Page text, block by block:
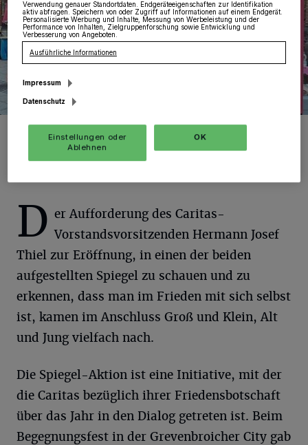
Foto: Caritas
D er Aufforderung des Caritas-
Vorstandsvorsitzenden Hermann Josef
Thiel zur Eröffnung, in einen der beiden
aufgestellten Spiegel zu schauen und zu
erkennen, dass man im Frieden mit sich selbst
ist, kamen im Anschluss Groß und Klein, Alt
und Jung vielfach nach.
Die Spiegel-Aktion ist eine Initiative, mit der
die Caritas bezüglich ihrer Friedensbotschaft
über das Jahr in den Dialog getreten ist. Beim
Begegnungsfest in der Grevenbroicher City gab
Verwendung genauer Standortdaten. Endgeräteeigenschaften zur Identifikation
aktiv abfragen. Speichern von oder Zugriff auf Informationen auf einem Endgerät.
Personalisierte Werbung und Inhalte, Messung von Werbeleistung und der
Performance von Inhalten, Zielgruppenforschung sowie Entwicklung und
Verbesserung von Angeboten.
Ausführliche Informationen
Impressum
Datenschutz
Einstellungen oder
Ablehnen
OK